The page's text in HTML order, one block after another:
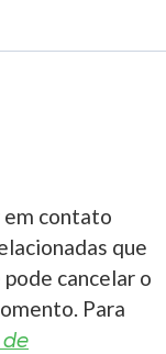
em contato
que
cancelar o
Para